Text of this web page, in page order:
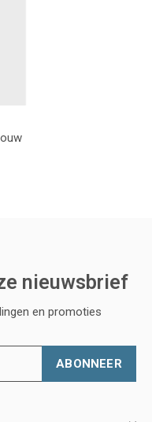
nieuwsbrief
en promoties
ABONNEER